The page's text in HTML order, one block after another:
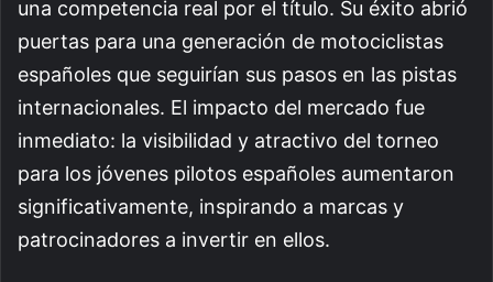
una competencia real por el título. Su éxito abrió
puertas para una generación de motociclistas
españoles que seguirían sus pasos en las pistas
internacionales. El impacto del mercado fue
inmediato: la visibilidad y atractivo del torneo
para los jóvenes pilotos españoles aumentaron
significativamente, inspirando a marcas y
patrocinadores a invertir en ellos.